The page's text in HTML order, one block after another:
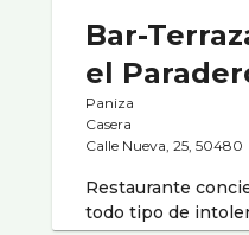
Bar-
el
Paniza
Casera
Calle Nueva, 25, 50480
Restaurante
todo tipo de